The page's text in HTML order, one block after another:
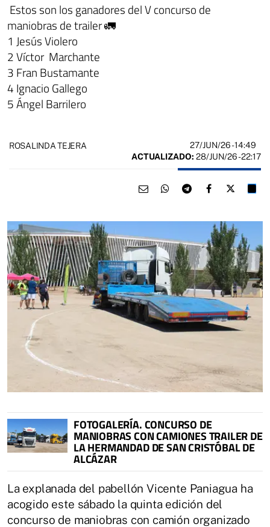
Estos son los ganadores del V concurso de
maniobras de trailer 🚛
1 Jesús Violero
2 Víctor Marchante
3 Fran Bustamante
4 Ignacio Gallego
5 Ángel Barrilero
ROSALINDA TEJERA 27/JUN/26- 14:49
ACTUALIZADO: 28/JUN/26 - 22:17
FOTOGALERÍA. CONCURSO DE
MANIOBRAS CON CAMIONES TRAILER DE
LA HERMANDAD DE SAN CRISTÓBAL DE
ALCÁZAR
La explanada del pabellón Vicente Paniagua ha
acogido este sábado la quinta edición del
concurso de maniobras con camión organizado